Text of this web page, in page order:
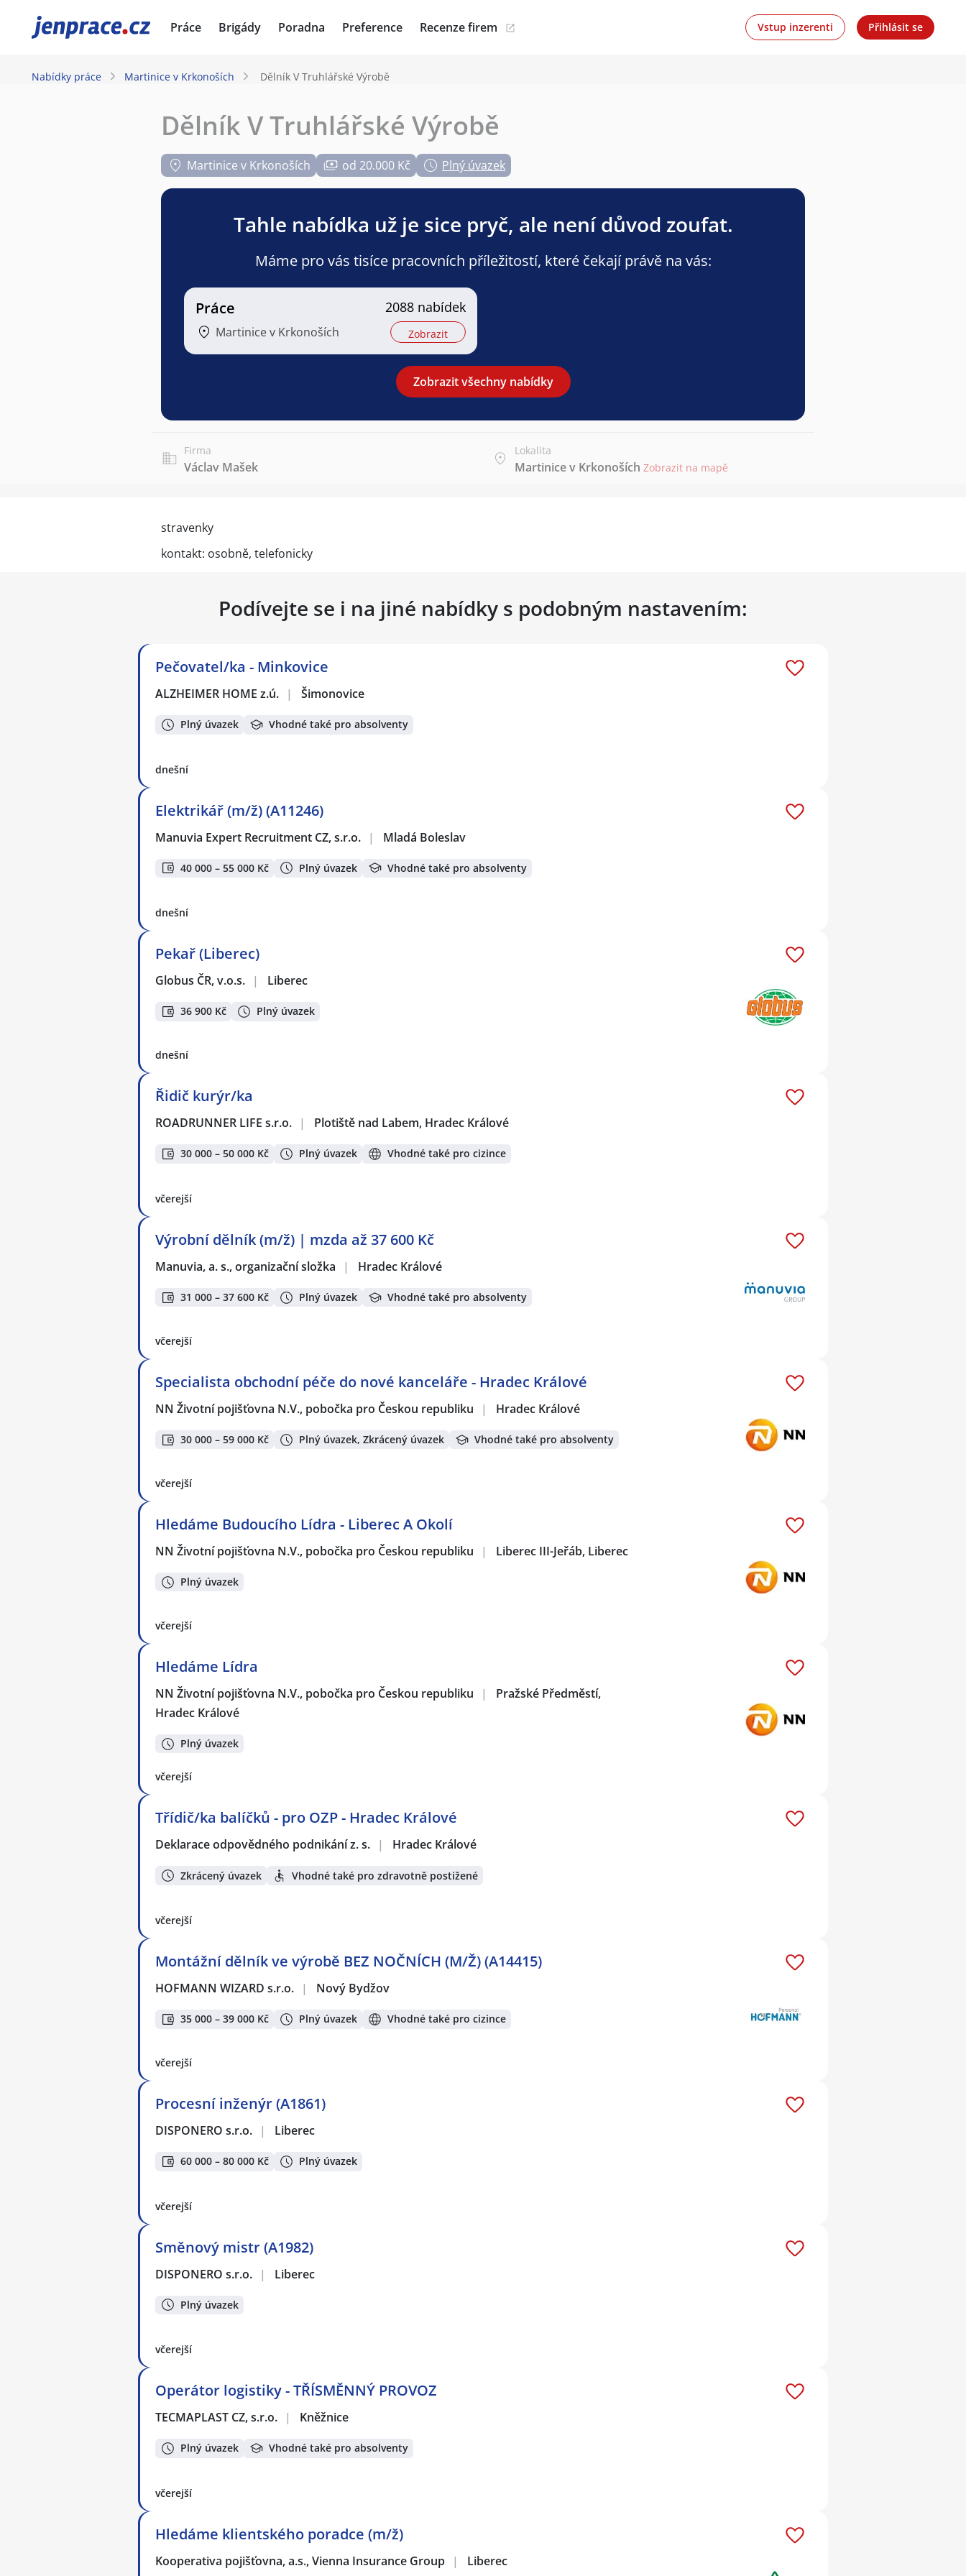
JenPráce.cz Práce Brigády Poradna Preference Recenze firem Vstup inzerenti Přihlásit se
Nabídky práce Martinice v Krkonoších Dělník V Truhlářské Výrobě
Dělník V Truhlářské Výrobě
Martinice v Krkonoších od 20.000 Kč Plný úvazek
Tahle nabídka už je sice pryč, ale není důvod zoufat.
Máme pro vás tisíce pracovních příležitostí, které čekají právě na vás:
Práce
Martinice v Krkonoších
2088 nabídek
Zobrazit
Zobrazit všechny nabídky
Firma
Václav Mašek
Lokalita
Martinice v Krkonoších Zobrazit na mapě
stravenky
kontakt: osobně, telefonicky
Podívejte se i na jiné nabídky s podobným nastavením:
Pečovatel/ka - Minkovice
ALZHEIMER HOME z.ú. | Šimonovice
Plný úvazek Vhodné také pro absolventy
dnešní
Elektrikář (m/ž) (A11246)
Manuvia Expert Recruitment CZ, s.r.o. | Mladá Boleslav
40 000 – 55 000 Kč Plný úvazek Vhodné také pro absolventy
dnešní
Pekař (Liberec)
Globus ČR, v.o.s. | Liberec
36 900 Kč Plný úvazek
dnešní
Řidič kurýr/ka
ROADRUNNER LIFE s.r.o. | Plotiště nad Labem, Hradec Králové
30 000 – 50 000 Kč Plný úvazek Vhodné také pro cizince
včerejší
Výrobní dělník (m/ž) | mzda až 37 600 Kč
Manuvia, a. s., organizační složka | Hradec Králové
31 000 – 37 600 Kč Plný úvazek Vhodné také pro absolventy
včerejší
Specialista obchodní péče do nové kanceláře - Hradec Králové
NN Životní pojišťovna N.V., pobočka pro Českou republiku | Hradec Králové
30 000 – 59 000 Kč Plný úvazek, Zkrácený úvazek Vhodné také pro absolventy
včerejší
Hledáme Budoucího Lídra - Liberec A Okolí
NN Životní pojišťovna N.V., pobočka pro Českou republiku | Liberec III-Jeřáb, Liberec
Plný úvazek
včerejší
Hledáme Lídra
NN Životní pojišťovna N.V., pobočka pro Českou republiku |
Pražské Předměstí,
Hradec Králové
Plný úvazek
včerejší
Třídič/ka balíčků - pro OZP - Hradec Králové
Deklarace odpovědného podnikání z. s. | Hradec Králové
Zkrácený úvazek Vhodné také pro zdravotně postižené
včerejší
Montážní dělník ve výrobě BEZ NOČNÍCH (M/Ž) (A14415)
HOFMANN WIZARD s.r.o. | Nový Bydžov
35 000 – 39 000 Kč Plný úvazek Vhodné také pro cizince
včerejší
Procesní inženýr (A1861)
DISPONERO s.r.o. | Liberec
60 000 – 80 000 Kč Plný úvazek
včerejší
Směnový mistr (A1982)
DISPONERO s.r.o. | Liberec
Plný úvazek
včerejší
Operátor logistiky - TŘÍSMĚNNÝ PROVOZ
TECMAPLAST CZ, s.r.o. | Kněžnice
Plný úvazek Vhodné také pro absolventy
včerejší
Hledáme klientského poradce (m/ž)
Kooperativa pojišťovna, a.s., Vienna Insurance Group | Liberec